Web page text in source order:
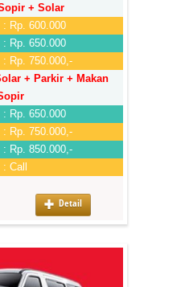
+ Solar
: Rp. 600.000
: Rp. 650.000
: Rp. 750.000,-
+ Parkir + Makan
: Rp. 650.000
: Rp. 750.000,-
: Rp. 850.000,-
: Call
Detail